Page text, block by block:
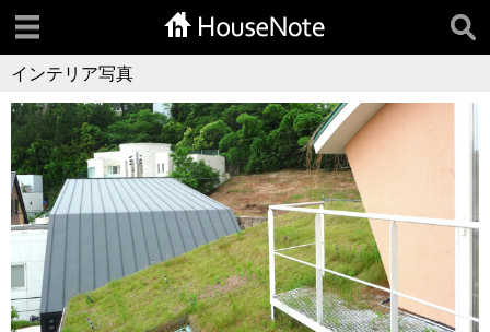
インテリア写真